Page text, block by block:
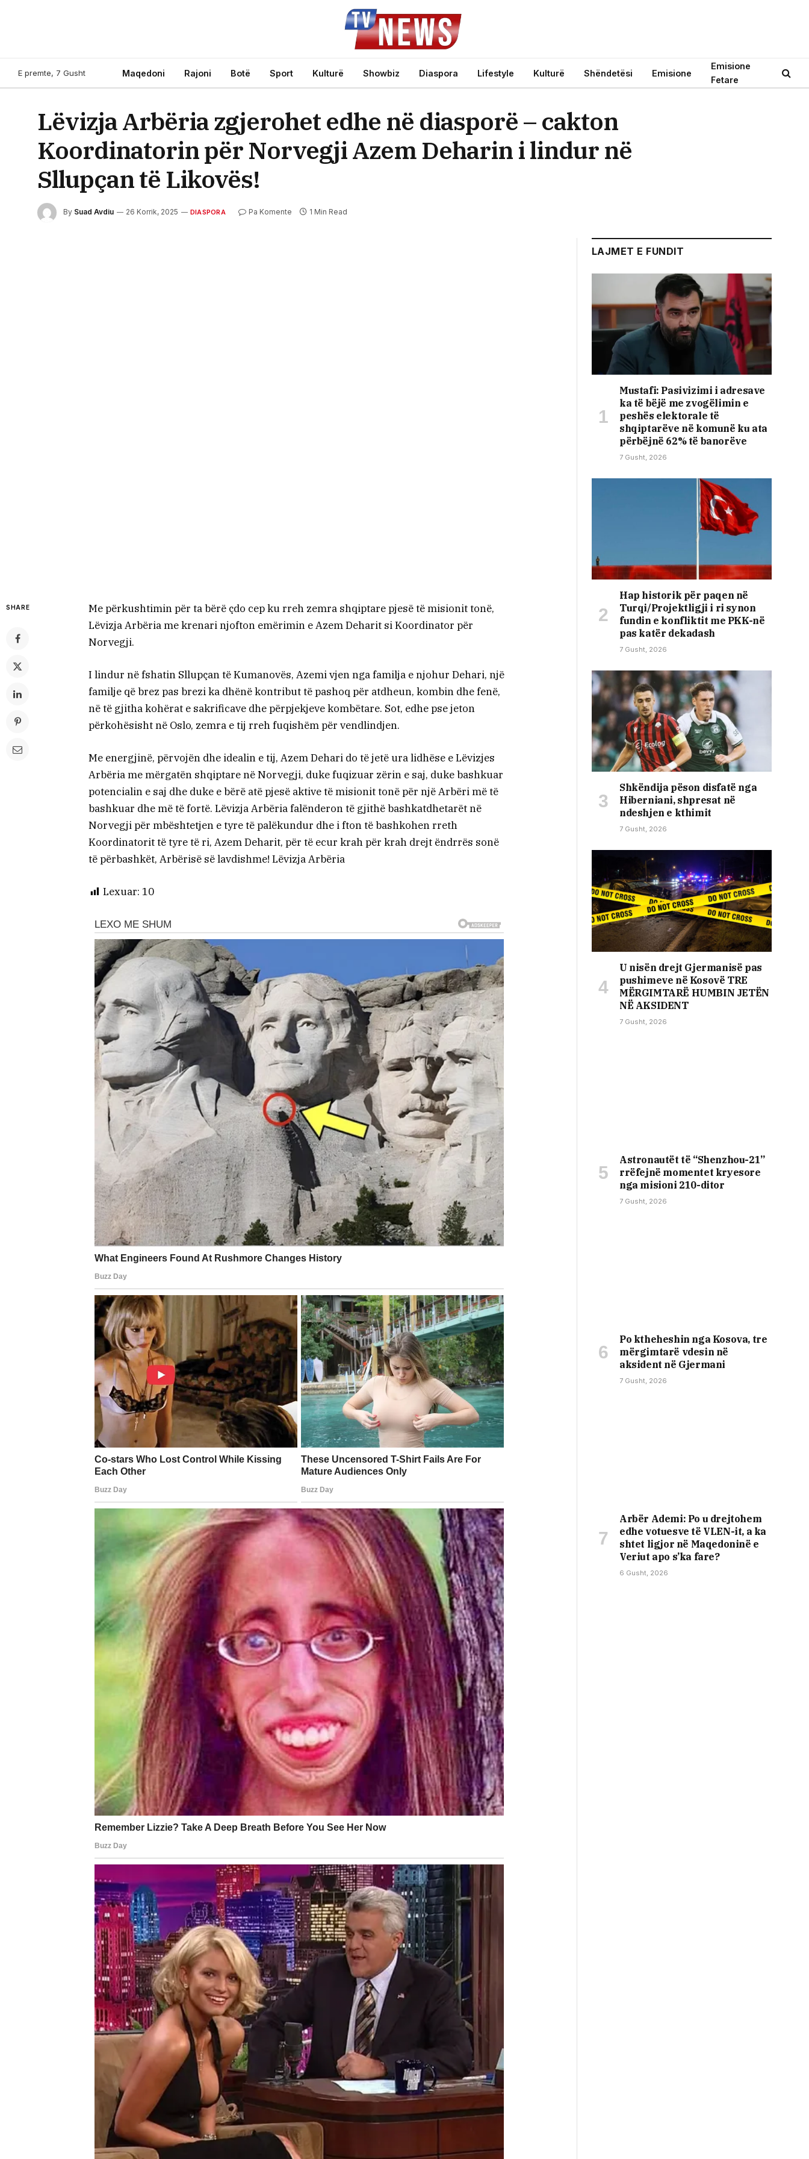
E premte, 7 Gusht Maqedoni Rajoni Botë Sport Kulturë Showbiz Diaspora Lifestyle Kulturë Shëndetësi Emisione
Emisione
Fetare
Lëvizja Arbëria zgjerohet edhe në diasporë – cakton
Koordinatorin për Norvegji Azem Deharin i lindur në
Sllupçan të Likovës!
By Suad Avdiu 26 Korrik, 2025 DIASPORA Pa Komente 1 Min Read
SHARE
Me përkushtimin për ta bërë çdo cep ku rreh zemra shqiptare pjesë të misionit tonë,
Lëvizja Arbëria me krenari njofton emërimin e Azem Deharit si Koordinator për
Norvegji.
I lindur në fshatin Sllupçan të Kumanovës, Azemi vjen nga familja e njohur Dehari, një
familje që brez pas brezi ka dhënë kontribut të pashoq për atdheun, kombin dhe fenë,
në të gjitha kohërat e sakrificave dhe përpjekjeve kombëtare. Sot, edhe pse jeton
përkohësisht në Oslo, zemra e tij rreh fuqishëm për vendlindjen.
Me energjinë, përvojën dhe idealin e tij, Azem Dehari do të jetë ura lidhëse e Lëvizjes
Arbëria me mërgatën shqiptare në Norvegji, duke fuqizuar zërin e saj, duke bashkuar
potencialin e saj dhe duke e bërë atë pjesë aktive të misionit tonë për një Arbëri më të
bashkuar dhe më të fortë. Lëvizja Arbëria falënderon të gjithë bashkatdhetarët në
Norvegji për mbështetjen e tyre të palëkundur dhe i fton të bashkohen rreth
Koordinatorit të tyre të ri, Azem Deharit, për të ecur krah për krah drejt ëndrrës sonë
të përbashkët, Arbërisë së lavdishme! Lëvizja Arbëria
Lexuar: 10
LAJMET E FUNDIT
Mustafi: Pasivizimi i adresave
ka të bëjë me zvogëlimin e
peshës elektorale të
shqiptarëve në komunë ku ata
përbëjnë 62% të banorëve
7 Gusht, 2026
Hap historik për paqen në
Turqi/Projektligji i ri synon
fundin e konfliktit me PKK-në
pas katër dekadash
7 Gusht, 2026
Shkëndija pëson disfatë nga
Hiberniani, shpresat në
ndeshjen e kthimit
7 Gusht, 2026
U nisën drejt Gjermanisë pas
pushimeve në Kosovë TRE
MËRGIMTARË HUMBIN JETËN
NË AKSIDENT
7 Gusht, 2026
Astronautët të “Shenzhou-21”
rrëfejnë momentet kryesore
nga misioni 210-ditor
7 Gusht, 2026
Po ktheheshin nga Kosova, tre
mërgimtarë vdesin në
aksident në Gjermani
7 Gusht, 2026
Arbër Ademi: Po u drejtohem
edhe votuesve të VLEN-it, a ka
shtet ligjor në Maqedoninë e
Veriut apo s’ka fare?
6 Gusht, 2026